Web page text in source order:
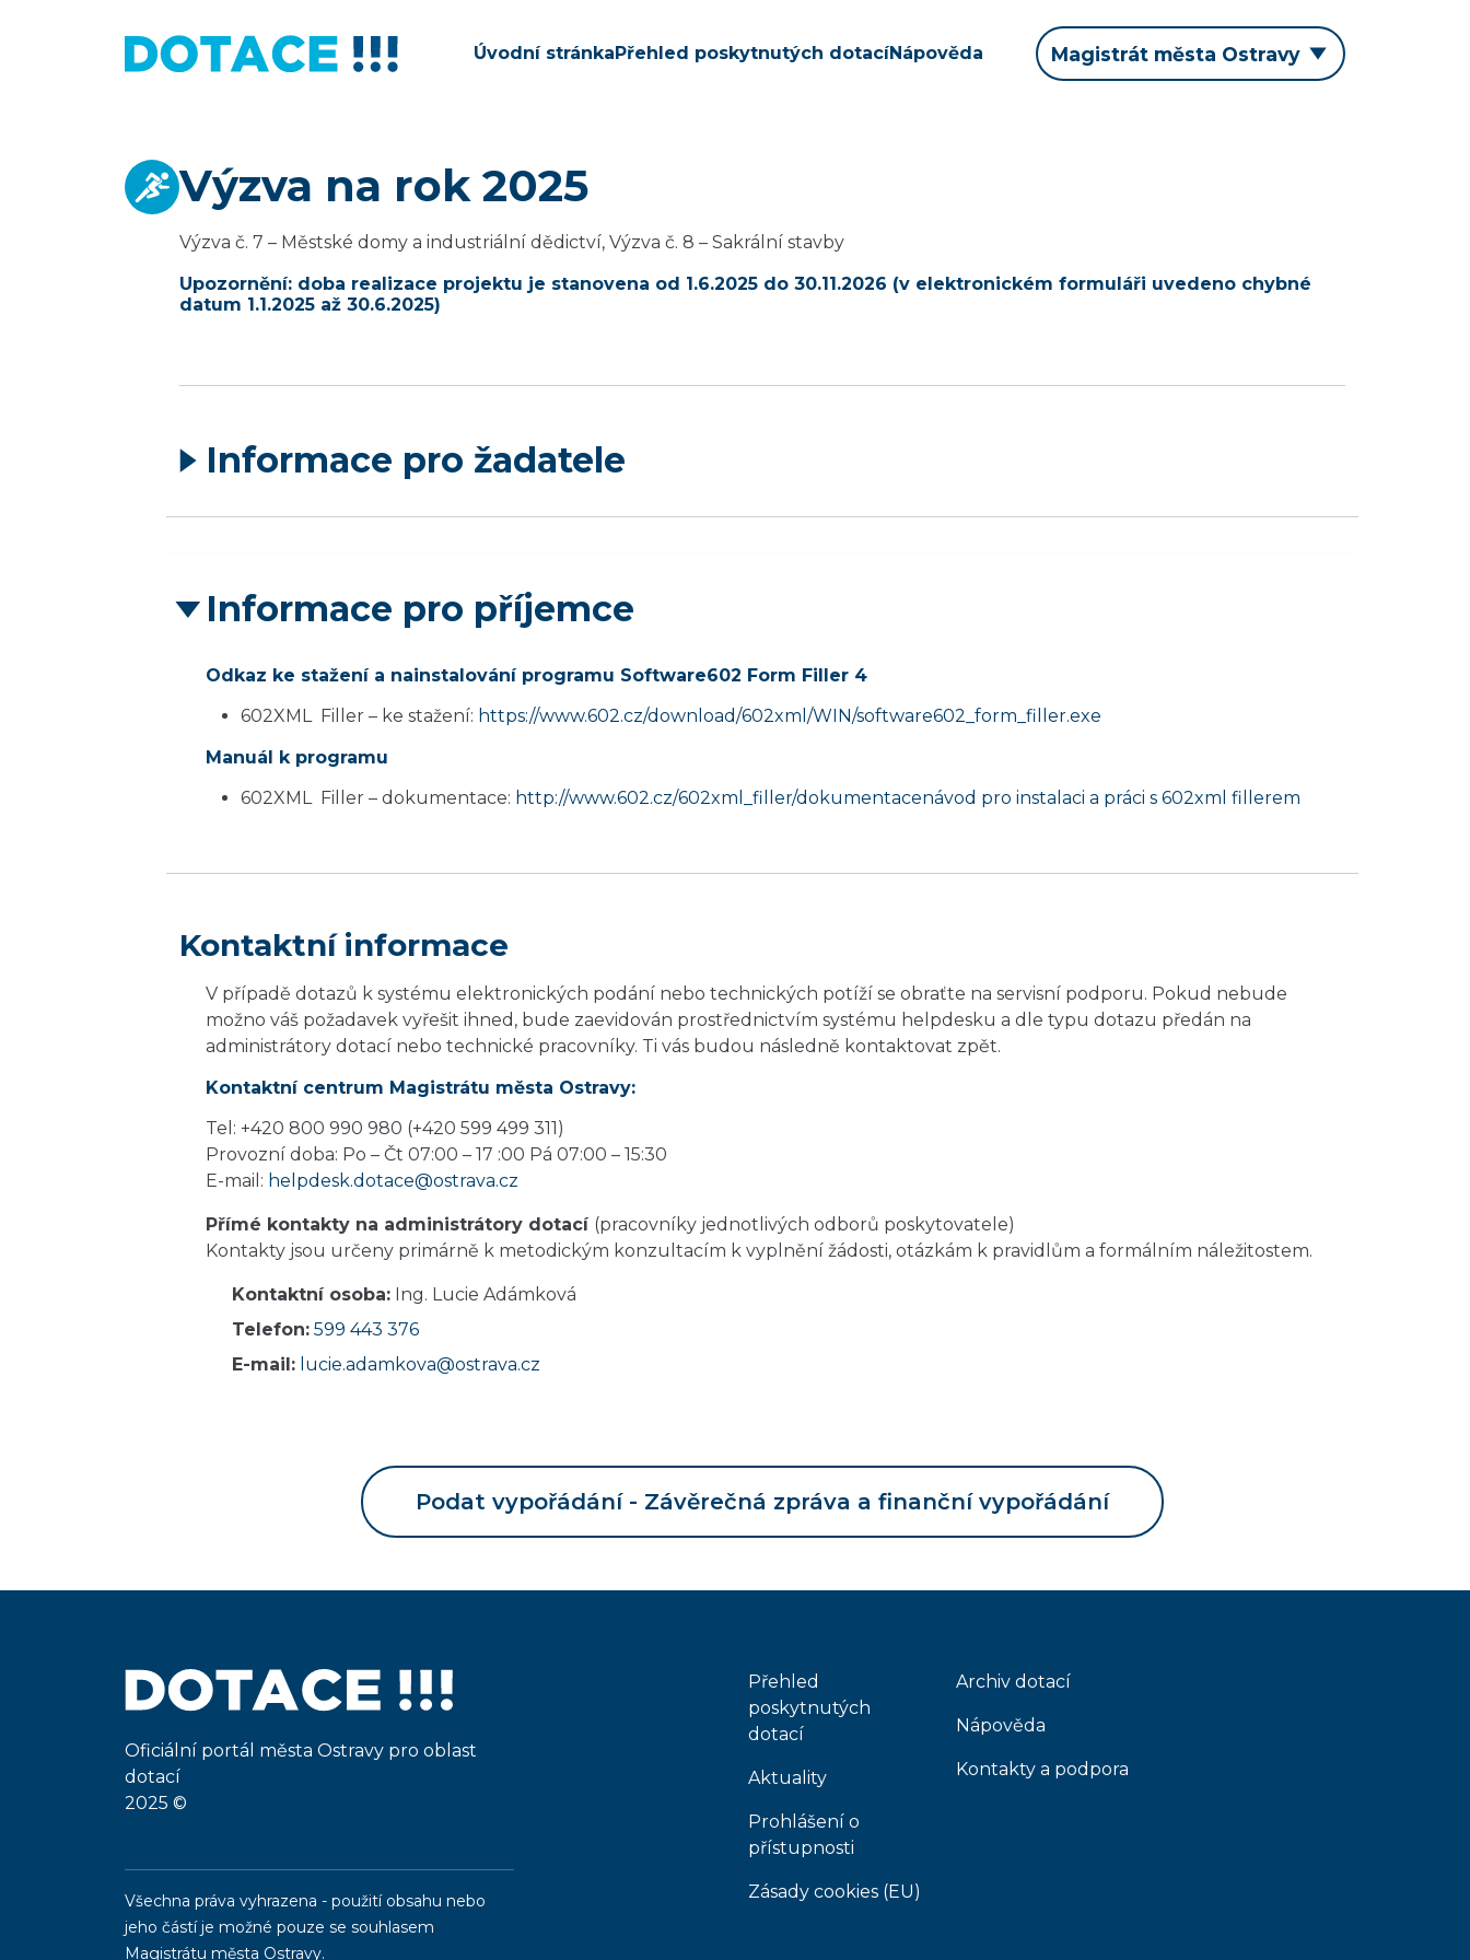
Úvodní stránkaPřehled poskytnutých dotacíNápověda Magistrát města Ostravy
Výzva na rok 2025
Výzva č. 7 – Městské domy a industriální dědictví, Výzva č. 8 – Sakrální stavby
Upozornění: doba realizace projektu je stanovena od 1.6.2025 do 30.11.2026 (v elektronickém formuláři uvedeno chybné
datum 1.1.2025 až 30.6.2025)
Informace pro žadatele
Informace pro příjemce
Odkaz ke stažení a nainstalování programu Software602 Form Filler 4
602XML Filler – ke stažení: https://www.602.cz/download/602xml/WIN/software602_form_filler.exe
Manuál k programu
602XML Filler – dokumentace: http://www.602.cz/602xml_filler/dokumentacenávod pro instalaci a práci s 602xml fillerem
Kontaktní informace
V případě dotazů k systému elektronických podání nebo technických potíží se obraťte na servisní podporu. Pokud nebude
možno váš požadavek vyřešit ihned, bude zaevidován prostřednictvím systému helpdesku a dle typu dotazu předán na
administrátory dotací nebo technické pracovníky. Ti vás budou následně kontaktovat zpět.
Kontaktní centrum Magistrátu města Ostravy:
Tel: +420 800 990 980 (+420 599 499 311)
Provozní doba: Po – Čt 07:00 – 17 :00 Pá 07:00 – 15:30
E-mail: helpdesk.dotace@ostrava.cz
Přímé kontakty na administrátory dotací (pracovníky jednotlivých odborů poskytovatele)
Kontakty jsou určeny primárně k metodickým konzultacím k vyplnění žádosti, otázkám k pravidlům a formálním náležitostem.
Kontaktní osoba: Ing. Lucie Adámková
Telefon: 599 443 376
E-mail: lucie.adamkova@ostrava.cz
Podat vypořádání - Závěrečná zpráva a finanční vypořádání
Oficiální portál města Ostravy pro oblast
dotací
2025 ©
Všechna práva vyhrazena - použití obsahu nebo
jeho částí je možné pouze se souhlasem
Magistrátu města Ostravy.
Přehled
poskytnutých
dotací
Aktuality
Prohlášení o
přístupnosti
Zásady cookies (EU)
Archiv dotací
Nápověda
Kontakty a podpora